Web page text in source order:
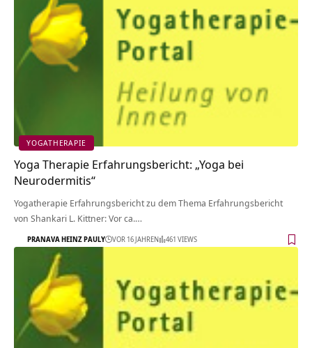
YOGATHERAPIE
Yoga Therapie Erfahrungsbericht: „Yoga bei
Neurodermitis“
Yogatherapie Erfahrungsbericht zu dem Thema Erfahrungsbericht
von Shankari L. Kittner: Vor ca.…
PRANAVA HEINZ PAULY VOR 16 JAHREN 461 VIEWS